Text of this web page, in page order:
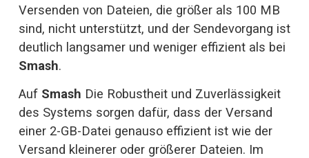
Versenden von Dateien, die größer als 100 MB
sind, nicht unterstützt, und der Sendevorgang ist
Smash.
Auf Smash Die Robustheit und Zuverlässigkeit
des Systems sorgen dafür, dass der Versand
einer 2-GB-Datei genauso effizient ist wie der
Versand kleinerer oder größerer Dateien. Im